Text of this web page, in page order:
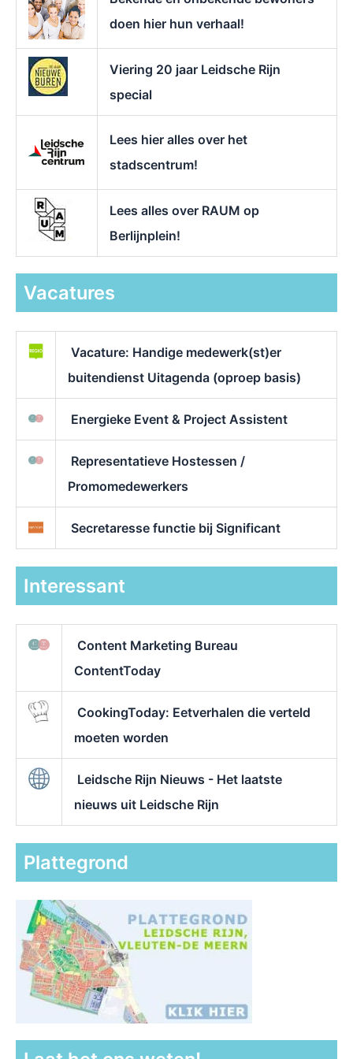
doen hier hun verhaal!
Viering 20 jaar Leidsche Rijn
special
Lees hier alles over het
stadscentrum!
Lees alles over RAUM op
Berlijnplein!
Vacatures
Vacature: Handige medewerk(st)er
buitendienst Uitagenda (oproep basis)
Energieke Event & Project Assistent
Representatieve Hostessen /
Promomedewerkers
Secretaresse functie bij Significant
Interessant
Content Marketing Bureau
ContentToday
CookingToday: Eetverhalen die verteld
moeten worden
Leidsche Rijn Nieuws - Het laatste
nieuws uit Leidsche Rijn
Plattegrond